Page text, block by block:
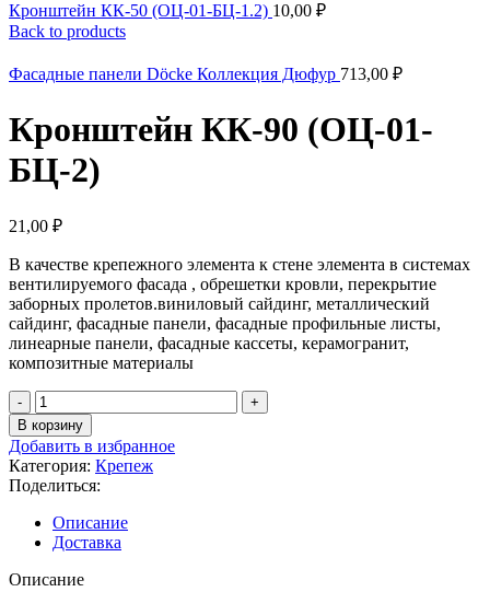
Кронштейн КК-50 (ОЦ-01-БЦ-1.2) 10,00 ₽
Back to products
Фасадные панели Döcke Коллекция Дюфур 713,00 ₽
Кронштейн КК-90 (ОЦ-01-
БЦ-2)
21,00 ₽
В качестве крепежного элемента к стене элемента в системах
вентилируемого фасада , обрешетки кровли, перекрытие
заборных пролетов.виниловый сайдинг, металлический
сайдинг, фасадные панели, фасадные профильные листы,
линеарные панели, фасадные кассеты, керамогранит,
композитные материалы
Количество
товара
Кронштейн
КК-90
(ОЦ-01-
БЦ-2)
В корзину
Добавить в избранное
Категория: Крепеж
Поделиться:
Описание
Доставка
Описание